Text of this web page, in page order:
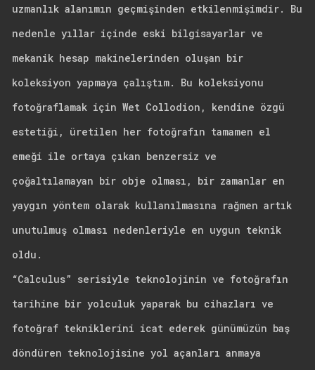
uzmanlık alanımın geçmişinden etkilenmişimdir. Bu
nedenle yıllar içinde eski bilgisayarlar ve
mekanik hesap makinelerinden oluşan bir
koleksiyon yapmaya çalıştım. Bu koleksiyonu
fotoğraflamak için Wet Collodion, kendine özgü
estetiği, üretilen her fotoğrafın tamamen el
emeği ile ortaya çıkan benzersiz ve
çoğaltılamayan bir obje olması, bir zamanlar en
yaygın yöntem olarak kullanılmasına rağmen artık
unutulmuş olması nedenleriyle en uygun teknik
oldu.
“Calculus” serisiyle teknolojinin ve fotoğrafın
tarihine bir yolculuk yaparak bu cihazları ve
fotoğraf tekniklerini icat ederek günümüzün baş
döndüren teknolojisine yol açanları anmaya